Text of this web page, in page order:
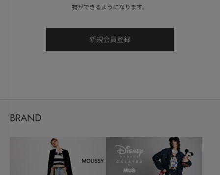
物ができるようになります。
BRAND